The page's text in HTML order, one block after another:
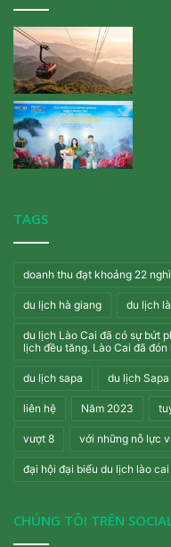
TAGS
doanh thu đạt khoảng 22
du lịch hà giang du lịch
du lịch Lào Cai đã có sự bứt
lịch đều tăng. Lào Cai đã
du lịch sapa du lịch
liên hệ Năm 2023
vượt 8 với những nỗ lực
đại hội đại biểu du lịch lào cai
CHÚNG TÔI TRÊN